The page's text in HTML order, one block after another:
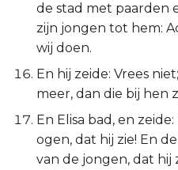
de stad met paarden
zijn jongen tot hem:
wij doen.
En hij zeide: Vrees
meer, dan die bij hen
En Elisa bad, en
ogen, dat hij zie! En
van de jongen, dat hij